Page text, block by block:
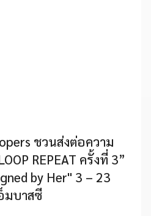
ชวนส่งต่อความ
REPEAT ครั้งที่ 3”
by Her" 3 – 23
มบาสซี